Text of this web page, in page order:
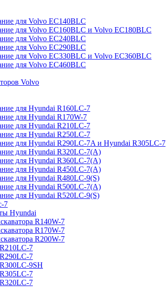
для Volvo EC140BLC
для Volvo EC160BLC и Volvo EC180BLC
для Volvo EC240BLC
для Volvo EC290BLC
для Volvo EC330BLC и Volvo EC360BLC
для Volvo EC460BLC
Volvo
для Hyundai R160LC-7
для Hyundai R170W-7
для Hyundai R210LC-7
для Hyundai R250LC-7
для Hyundai R290LC-7A и Hyundai R305LC-7
для Hyundai R320LC-7(A)
для Hyundai R360LC-7(A)
для Hyundai R450LC-7(A)
для Hyundai R480LC-9(S)
для Hyundai R500LC-7(A)
для Hyundai R520LC-9(S)
7
Hyundai
R140W-7
R170W-7
R200W-7
7
7
9SH
7
7